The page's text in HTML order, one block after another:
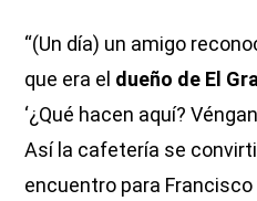
“(Un día) un amigo
que era el dueño de El
‘¿Qué hacen aquí?
Así la cafetería se
encuentro para